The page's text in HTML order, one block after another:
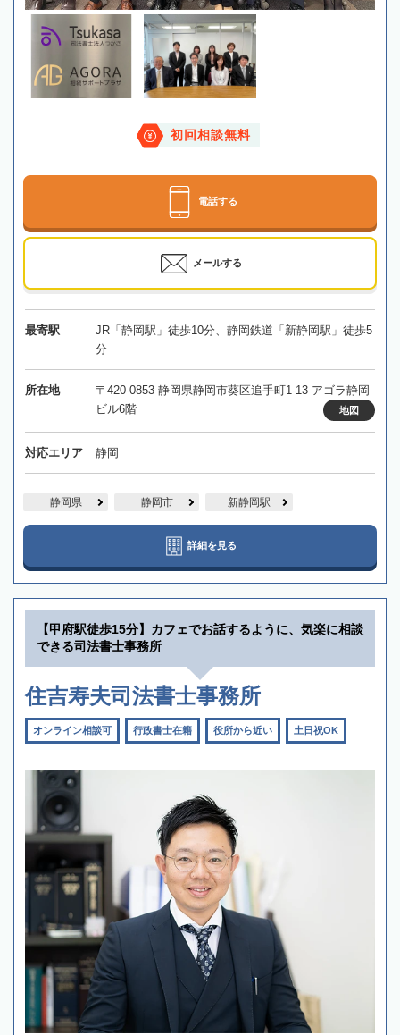
初回相談無料
電話する
メールする
最寄駅
JR「静岡駅」徒歩10分、静岡鉄道「新静岡駅」徒歩5
分
所在地
〒420-0853 静岡県静岡市葵区追手町1-13 アゴラ静岡
ビル6階
地図
対応エリア 静岡
静岡県 静岡市 新静岡駅
詳細を見る
【甲府駅徒歩15分】カフェでお話するように、気楽に相談
できる司法書士事務所
住吉寿夫司法書士事務所
オンライン相談可 行政書士在籍 役所から近い 土日祝OK